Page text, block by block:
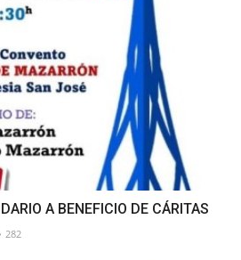
A BENEFICIO DE CÁRITAS
282